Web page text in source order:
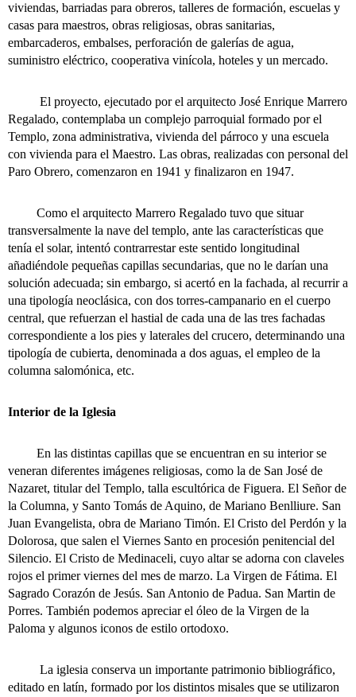
viviendas, barriadas para obreros, talleres de formación, escuelas y
casas para maestros, obras religiosas, obras sanitarias,
embarcaderos, embalses, perforación de galerías de agua,
suministro eléctrico, cooperativa vinícola, hoteles y un mercado.
El proyecto, ejecutado por el arquitecto José Enrique Marrero
Regalado, contemplaba un complejo parroquial formado por el
Templo, zona administrativa, vivienda del párroco y una escuela
con vivienda para el Maestro. Las obras, realizadas con personal del
Paro Obrero, comenzaron en 1941 y finalizaron en 1947.
Como el arquitecto Marrero Regalado tuvo que situar
transversalmente la nave del templo, ante las características que
tenía el solar, intentó contrarrestar este sentido longitudinal
añadiéndole pequeñas capillas secundarias, que no le darían una
solución adecuada; sin embargo, si acertó en la fachada, al recurrir a
una tipología neoclásica, con dos torres-campanario en el cuerpo
central, que refuerzan el hastial de cada una de las tres fachadas
correspondiente a los pies y laterales del crucero, determinando una
tipología de cubierta, denominada a dos aguas, el empleo de la
columna salomónica, etc.
Interior de la Iglesia
En las distintas capillas que se encuentran en su interior se
veneran diferentes imágenes religiosas, como la de San José de
Nazaret, titular del Templo, talla escultórica de Figuera. El Señor de
la Columna, y Santo Tomás de Aquino, de Mariano Benlliure. San
Juan Evangelista, obra de Mariano Timón. El Cristo del Perdón y la
Dolorosa, que salen el Viernes Santo en procesión penitencial del
Silencio. El Cristo de Medinaceli, cuyo altar se adorna con claveles
rojos el primer viernes del mes de marzo. La Virgen de Fátima. El
Sagrado Corazón de Jesús. San Antonio de Padua. San Martin de
Porres. También podemos apreciar el óleo de la Virgen de la
Paloma y algunos iconos de estilo ortodoxo.
La iglesia conserva un importante patrimonio bibliográfico,
editado en latín, formado por los distintos misales que se utilizaron